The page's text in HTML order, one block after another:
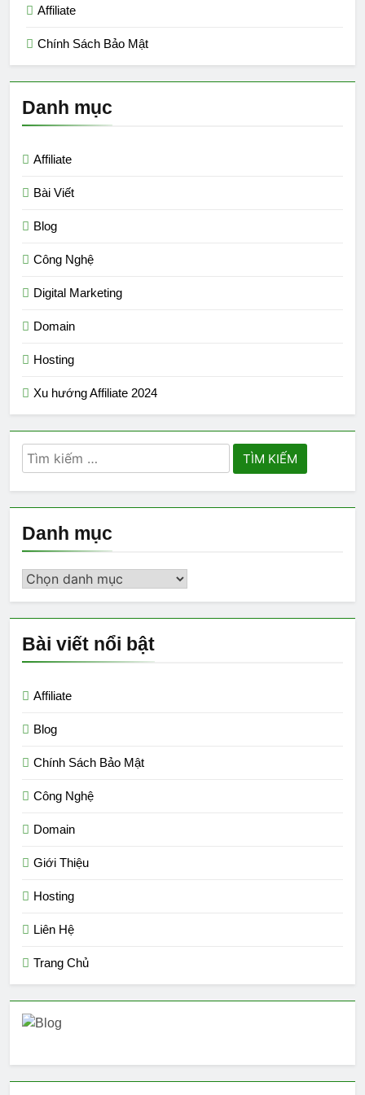
Affiliate
Chính Sách Bảo Mật
Danh mục
Affiliate
Bài Viết
Blog
Công Nghệ
Digital Marketing
Domain
Hosting
Xu hướng Affiliate 2024
Tìm
kiếm
Danh mục
Danh
Bài viết nổi bật
Affiliate
Blog
Chính Sách Bảo Mật
Công Nghệ
Domain
Giới Thiệu
Hosting
Liên Hệ
Trang Chủ